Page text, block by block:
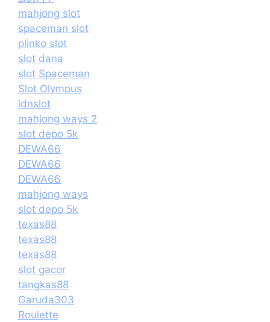
mahjong slot
spaceman slot
plinko slot
slot dana
slot Spaceman
Slot Olympus
idnslot
mahjong ways 2
slot depo 5k
DEWA66
DEWA66
DEWA66
mahjong ways
slot depo 5k
texas88
texas88
texas88
slot gacor
tangkas88
Garuda303
Roulette